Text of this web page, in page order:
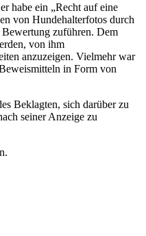
habe ein „Recht auf eine
von Hundehalterfotos durch
zuführen. Dem
von ihm
anzuzeigen. Vielmehr war
in Form von
Beklagten, sich darüber zu
seiner Anzeige zu